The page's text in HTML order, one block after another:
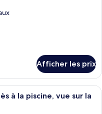
Afficher les prix
romantique, 1 grand lit, accès
à la piscine, vue sur la